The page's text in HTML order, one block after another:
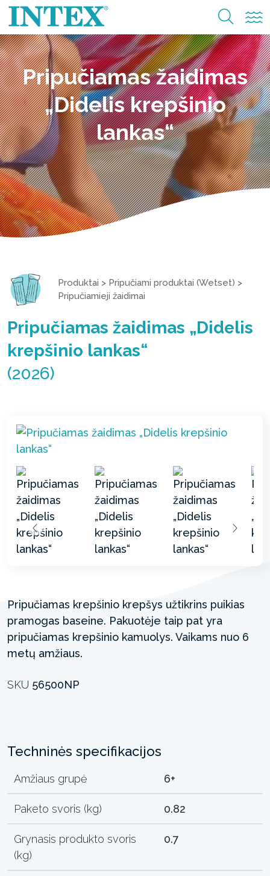
Pripučiamas žaidimas
„Didelis krepšinio
lankas“
Produktai > Pripučiami produktai (Wetset) >
Pripučiamieji žaidimai
Pripučiamas žaidimas „Didelis
krepšinio lankas“
(2026)
Pripučiamas krepšinio krepšys užtikrins puikias
pramogas baseine. Pakuotėje taip pat yra
pripučiamas krepšinio kamuolys. Vaikams nuo 6
metų amžiaus.
SKU 56500NP
Techninės specifikacijos
Amžiaus grupė 6+
Paketo svoris (kg) 0.82
Grynasis produkto svoris
(kg)
0.7